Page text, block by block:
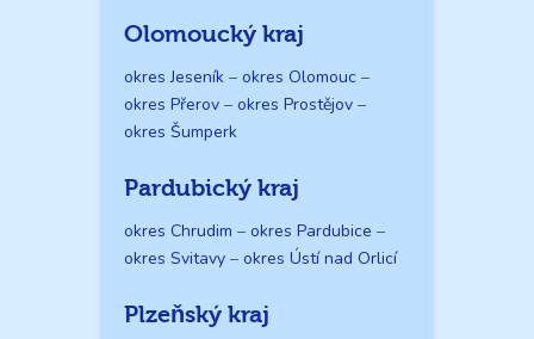
Olomoucký kraj
okres Jeseník – okres Olomouc –
okres Přerov – okres Prostějov –
okres Šumperk
Pardubický kraj
okres Chrudim – okres Pardubice –
okres Svitavy – okres Ústí nad Orlicí
Plzeňský kraj